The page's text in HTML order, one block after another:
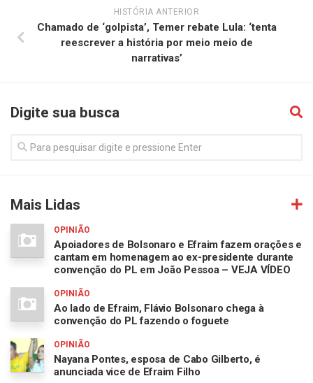
HISTÓRIA ANTERIOR
Chamado de ‘golpista’, Temer rebate Lula: ‘tenta
reescrever a história por meio meio de
narrativas’
Digite sua busca
Mais Lidas
OPINIÃO
Apoiadores de Bolsonaro e Efraim fazem orações e
cantam em homenagem ao ex-presidente durante
convenção do PL em João Pessoa – VEJA VÍDEO
OPINIÃO
Ao lado de Efraim, Flávio Bolsonaro chega à
convenção do PL fazendo o foguete
OPINIÃO
Nayana Pontes, esposa de Cabo Gilberto, é
anunciada vice de Efraim Filho